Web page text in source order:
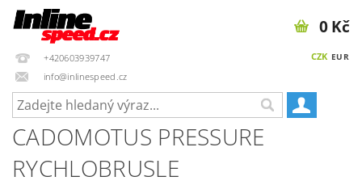
+420603939747
info@inlinespeed.cz
CZK EUR
0 Kč
CADOMOTUS PRESSURE
RYCHLOBRUSLE